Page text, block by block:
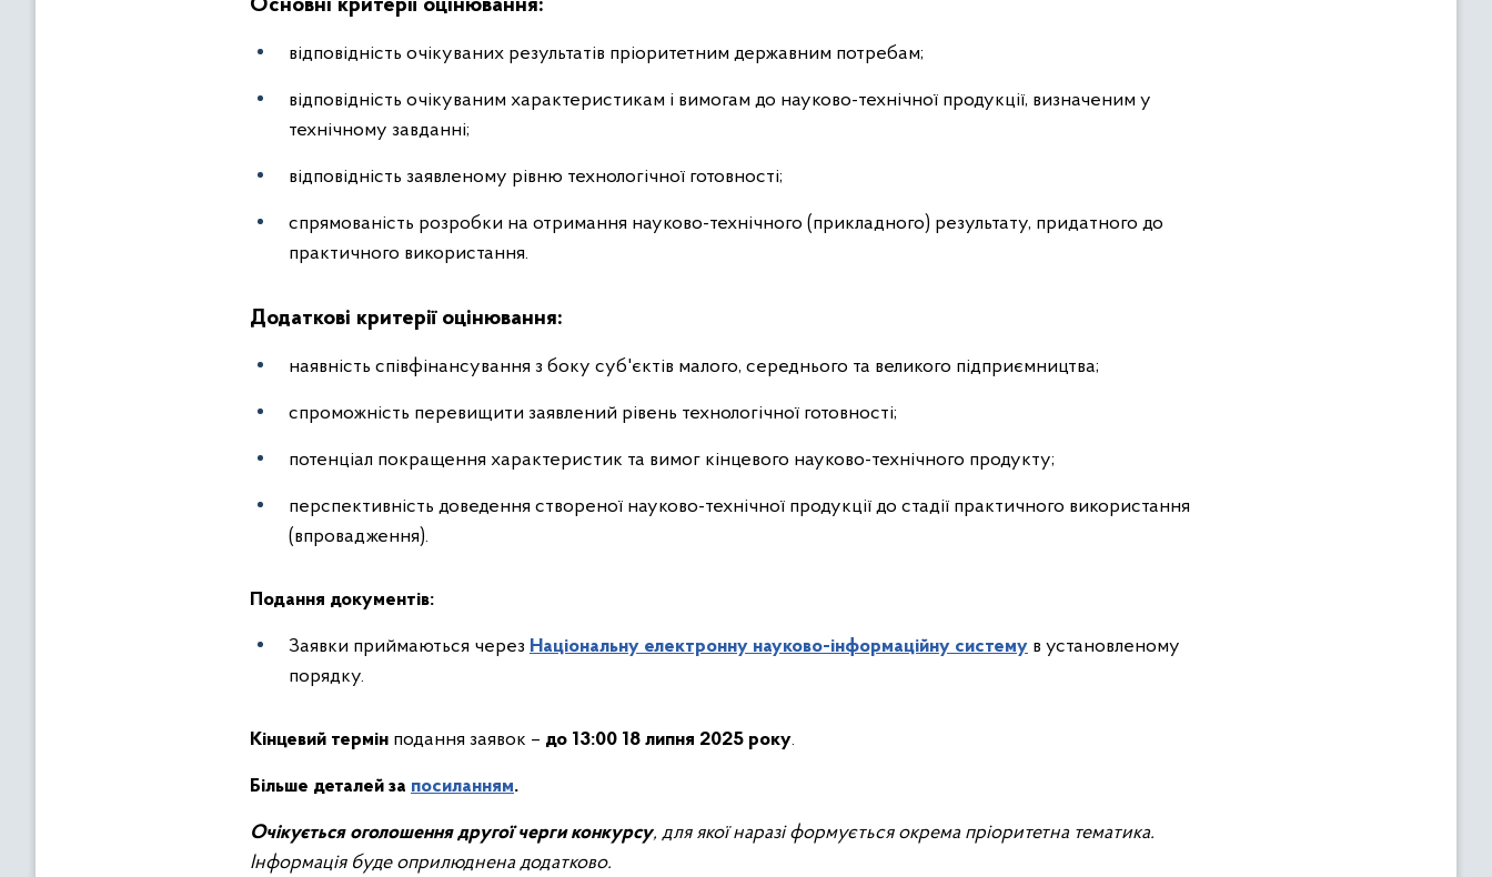
Основні критерії оцінювання:
відповідність очікуваних результатів пріоритетним державним потребам;
відповідність очікуваним характеристикам і вимогам до науково-технічної продукції, визначеним у
технічному завданні;
відповідність заявленому рівню технологічної готовності;
спрямованість розробки на отримання науково-технічного (прикладного) результату, придатного до
практичного використання.
Додаткові критерії оцінювання:
наявність співфінансування з боку суб'єктів малого, середнього та великого підприємництва;
спроможність перевищити заявлений рівень технологічної готовності;
потенціал покращення характеристик та вимог кінцевого науково-технічного продукту;
перспективність доведення створеної науково-технічної продукції до стадії практичного використання
(впровадження).
Подання документів:
Заявки приймаються через Національну електронну науково-інформаційну систему в установленому
порядку.
Кінцевий термін подання заявок – до 13:00 18 липня 2025 року.
Більше деталей за посиланням.
Очікується оголошення другої черги конкурсу, для якої наразі формується окрема пріоритетна тематика.
Інформація буде оприлюднена додатково.